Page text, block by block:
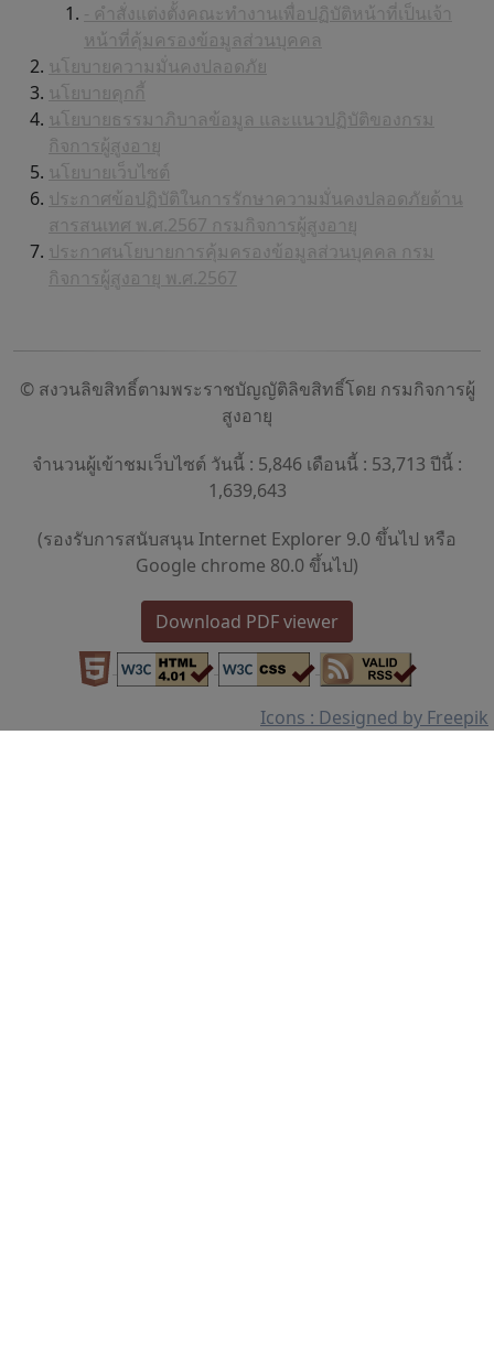
- คำสั่งแต่งตั้งคณะทำงานเพื่อปฏิบัติหน้าที่เป็นเจ้า
หน้าที่คุ้มครองข้อมูลส่วนบุคคล
นโยบายความมั่นคงปลอดภัย
นโยบายคุกกี้
นโยบายธรรมาภิบาลข้อมูล และแนวปฏิบัติของกรม
กิจการผู้สูงอายุ
นโยบายเว็บไซต์
ประกาศข้อปฏิบัติในการรักษาความมั่นคงปลอดภัยด้าน
สารสนเทศ พ.ศ.2567 กรมกิจการผู้สูงอายุ
ประกาศนโยบายการคุ้มครองข้อมูลส่วนบุคคล กรม
กิจการผู้สูงอายุ พ.ศ.2567
© สงวนลิขสิทธิ์ตามพระราชบัญญัติลิขสิทธิ์โดย กรมกิจการผู้
สูงอายุ
จำนวนผู้เข้าชมเว็บไซต์ วันนี้ : 5,846 เดือนนี้ : 53,713 ปีนี้ :
1,639,643
(รองรับการสนับสนุน Internet Explorer 9.0 ขึ้นไป หรือ
Google chrome 80.0 ขึ้นไป)
Download PDF viewer
Icons : Designed by Freepik